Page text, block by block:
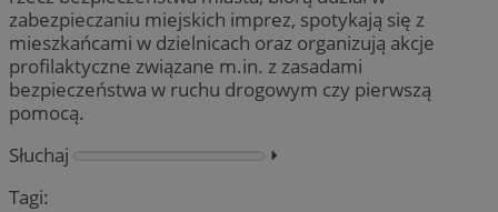
zabezpieczaniu miejskich imprez, spotykają się z
mieszkańcami w dzielnicach oraz organizują akcje
profilaktyczne związane m.in. z zasadami
bezpieczeństwa w ruchu drogowym czy pierwszą
pomocą.
Słuchaj
⏵︎
Tagi: